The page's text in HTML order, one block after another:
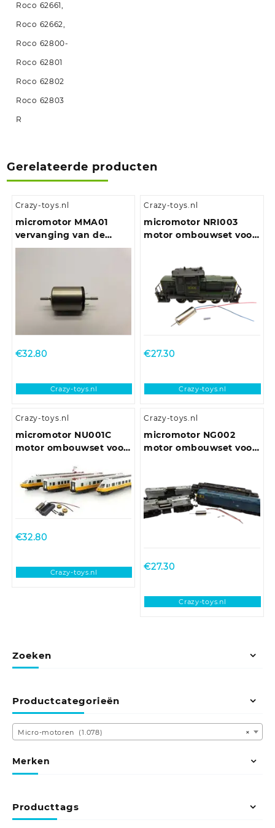
Roco 62661,
Roco 62662,
Roco 62800-
Roco 62801
Roco 62802
Roco 62803
R
Gerelateerde producten
Crazy-toys.nl
micromotor MMA01
vervanging van de
ronde Mashima 1620
€32.80
Crazy-toys.nl
Crazy-toys.nl
micromotor NRI003
motor ombouwset voor
€27.30
Crazy-toys.nl
Crazy-toys.nl
micromotor NU001C
motor ombouwset voor
403
€32.80
Crazy-toys.nl
Crazy-toys.nl
micromotor NG002
motor ombouwset voor
50, 52, 55, 56, 57, 91, AEC
Railcar
€27.30
Crazy-toys.nl
Zoeken
Productcategorieën
×
Micro-motoren (1.078)
Merken
Producttags